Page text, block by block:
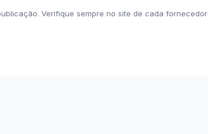
Verifique sempre no site de cada fornecedor